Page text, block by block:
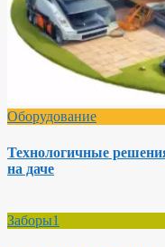
Оборудование
Технологичные
на даче
Заборы1